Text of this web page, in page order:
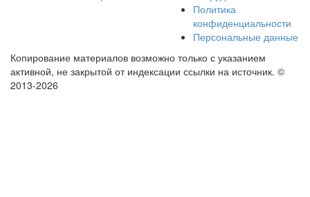
Политика
конфиденциальности
Персональные данные
Копирование материалов возможно только с указанием
активной, не закрытой от индексации ссылки на источник. ©
2013-2026